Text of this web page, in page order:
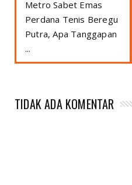
Metro Sabet Emas
Perdana Tenis Beregu
Putra, Apa Tanggapan
...
TIDAK ADA KOMENTAR